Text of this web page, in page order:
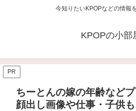
今知りたいKPOPなどの情報
KPOPの小部
PR
ちーとんの嫁の年齢など
顔出し画像や仕事・子供も